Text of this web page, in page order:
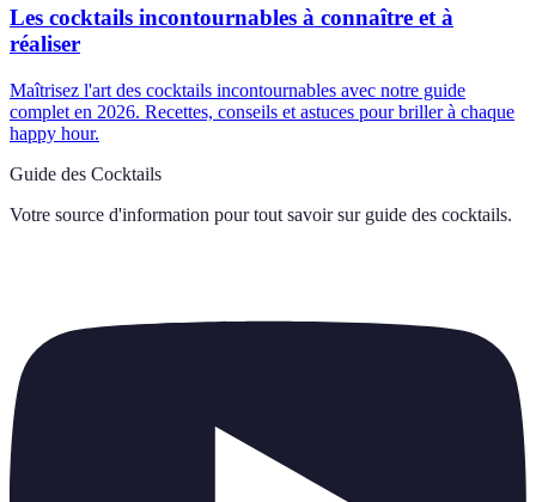
Les cocktails incontournables à connaître et à
réaliser
Maîtrisez l'art des cocktails incontournables avec notre guide
complet en 2026. Recettes, conseils et astuces pour briller à chaque
happy hour.
Guide des Cocktails
Votre source d'information pour tout savoir sur guide des cocktails.